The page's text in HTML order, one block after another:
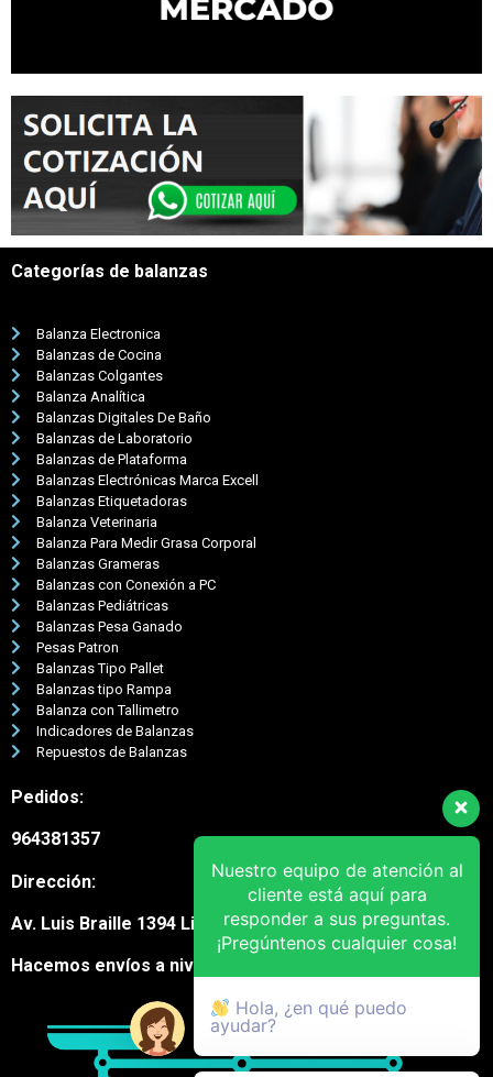
Categorías de balanzas
Balanza Electronica
Balanzas de Cocina
Balanzas Colgantes
Balanza Analítica
Balanzas Digitales De Baño
Balanzas de Laboratorio
Balanzas de Plataforma
Balanzas Electrónicas Marca Excell
Balanzas Etiquetadoras
Balanza Veterinaria
Balanza Para Medir Grasa Corporal
Balanzas Grameras
Balanzas con Conexión a PC
Balanzas Pediátricas
Balanzas Pesa Ganado
Pesas Patron
Balanzas Tipo Pallet
Balanzas tipo Rampa
Balanza con Tallimetro
Indicadores de Balanzas
Repuestos de Balanzas
Pedidos:
964381357
Dirección:
Av. Luis Braille 1394 Lima Cercado
Hacemos envíos a nivel nacional
Nuestro equipo de atención al
cliente está aquí para
responder a sus preguntas.
¡Pregúntenos cualquier cosa!
Hola, ¿en qué puedo
ayudar?